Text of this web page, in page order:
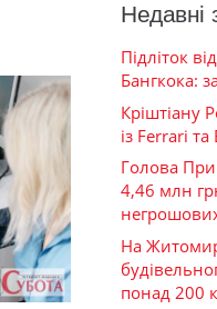
Недавні
Підліток
Бангкока:
Кріштіану
із Ferrari
Голова
4,46 млн
На
понад 200